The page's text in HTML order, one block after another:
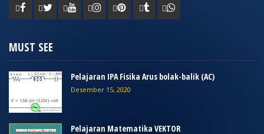
MUST SEE
Pelajaran IPA Fisika Arus bolak-balik (AC)
Desember 15, 2020
Pelajaran Matematika VEKTOR